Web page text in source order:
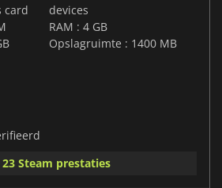
card
devices
RAM : 4 GB
Opslagruimte : 1400 MB
23 Steam prestaties